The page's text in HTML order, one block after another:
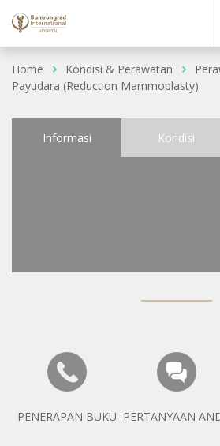
Home Kondisi & Perawatan
Payudara (Reduction Mammoplasty)
Informasi Kondisi
PENERAPAN BUKU PERTANYAAN